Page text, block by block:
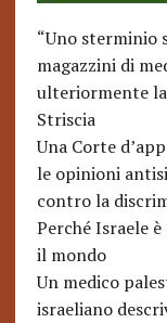
“Uno sterminio
magazzini di
ulteriormente
Striscia
Una Corte
le opinioni
contro la
Perché Israele
il mondo
Un medico
israeliano